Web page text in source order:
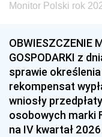
Monitor Polski rok
OBWIESZCZENIE
GOSPODARKI z
sprawie
rekompensat
wniosły
osobowych marki
na IV kwartał 2026